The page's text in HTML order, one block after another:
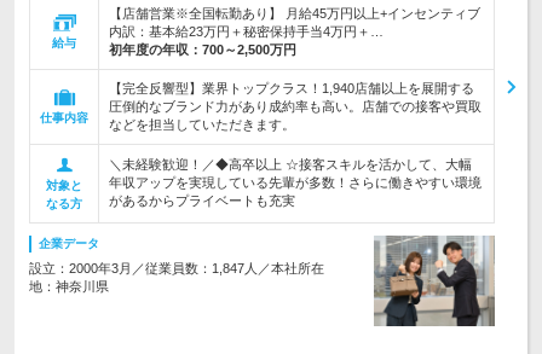
給与
【店舗営業※全国転勤あり】 月給45万円以上+インセンティブ
内訳：基本給23万円＋秘密保持手当4万円＋…
初年度の年収： 700～2,500万円
仕事内容
【完全反響型】業界トップクラス！1,940店舗以上を展開する
圧倒的なブランド力があり成約率も高い。店舗での接客や買取
などを担当していただきます。
対象と
なる方
＼未経験歓迎！／◆高卒以上 ☆接客スキルを活かして、大幅
年収アップを実現している先輩が多数！さらに働きやすい環境
があるからプライベートも充実
企業データ
設立：2000年3月／従業員数：1,847人／本社所在
地：神奈川県